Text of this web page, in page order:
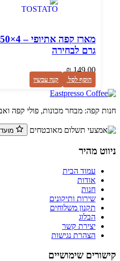
מארז קפה
גרם לבחירה
₪149.00
הוסף לסל קנה עכשיו
חנות קפה: מבחר מכונות, פולי קפה
ניווט מהיר
עמוד הבית
אודות
חנות
שירות ותיקונים
תקנון משלוחים
הבלוג
יצירת קשר
הצהרת נגישות
קישורים שימושיים